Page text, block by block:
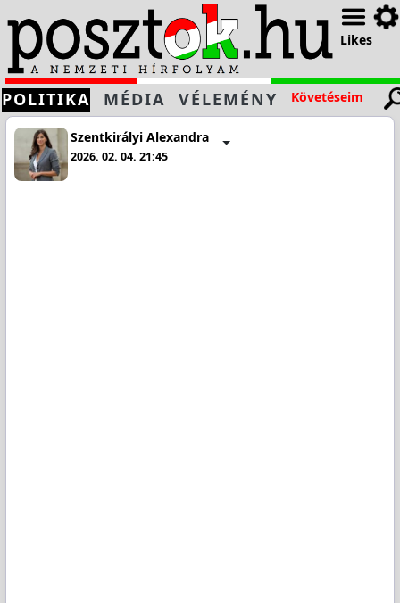
Likes
POLITIKA MÉDIA VÉLEMÉNY Követéseim
Szentkirályi Alexandra
2026. 02. 04. 21:45